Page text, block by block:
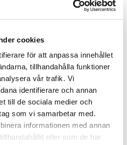
cookies
för att anpassa innehållet
tillhandahålla funktioner
vår trafik. Vi
identifierare och annan
till de sociala medier och
som vi samarbetar med.
informationen med annan
eller som de har